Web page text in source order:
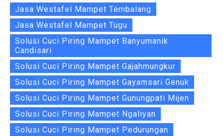
Jasa Westafel Mampet Tembalang
Jasa Westafel Mampet Tugu
Solusi Cuci Piring Mampet Banyumanik
Candisari
Solusi Cuci Piring Mampet Gajahmungkur
Solusi Cuci Piring Mampet Gayamsari Genuk
Solusi Cuci Piring Mampet Gunungpati Mijen
Solusi Cuci Piring Mampet Ngaliyan
Solusi Cuci Piring Mampet Pedurungan